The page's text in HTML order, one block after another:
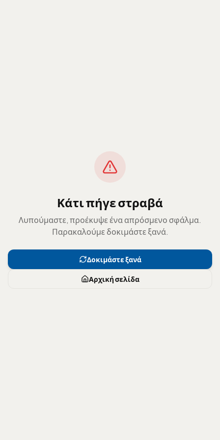
Κάτι πήγε στραβά
Λυπούμαστε, προέκυψε ένα απρόσμενο σφάλμα.
Παρακαλούμε δοκιμάστε ξανά.
Δοκιμάστε ξανά
Αρχική σελίδα